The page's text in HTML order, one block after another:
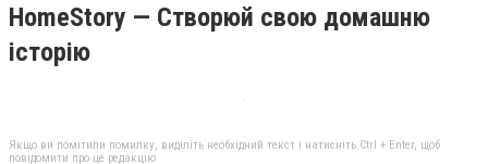
HomeStory — Створюй свою домашню
історію
Якщо ви помітили помилку, виділіть необхідний текст і натисніть Ctrl + Enter, щоб
повідомити про це редакцію